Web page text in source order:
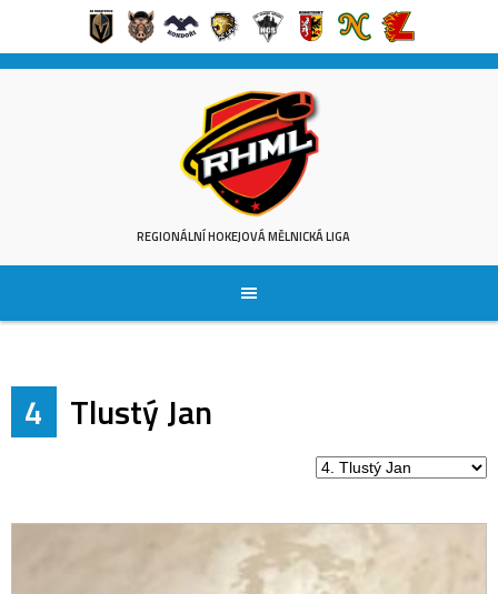
Skip
REGIONÁLNÍ HOKEJOVÁ MĚLNICKÁ LIGA
4 Tlustý Jan